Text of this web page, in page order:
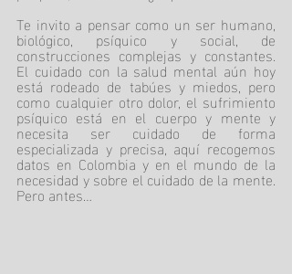
Te invito a pensar como un ser humano,
biológico, psíquico y social, de
construcciones complejas y constantes.
El cuidado con la salud mental aún hoy
está rodeado de tabúes y miedos, pero
como cualquier otro dolor, el sufrimiento
psíquico está en el cuerpo y mente y
necesita ser cuidado de forma
especializada y precisa, aquí recogemos
datos en Colombia y en el mundo de la
necesidad y sobre el cuidado de la mente.
Pero antes…